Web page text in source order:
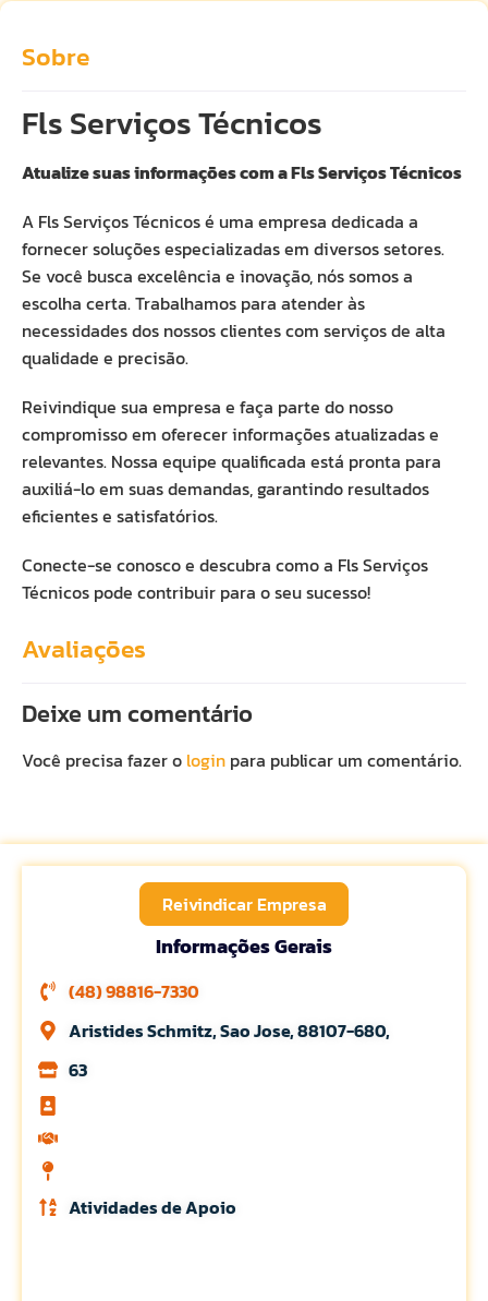
Sobre
Fls Serviços Técnicos
Atualize suas informações com a Fls Serviços Técnicos
A Fls Serviços Técnicos é uma empresa dedicada a
fornecer soluções especializadas em diversos setores.
Se você busca excelência e inovação, nós somos a
escolha certa. Trabalhamos para atender às
necessidades dos nossos clientes com serviços de alta
qualidade e precisão.
Reivindique sua empresa e faça parte do nosso
compromisso em oferecer informações atualizadas e
relevantes. Nossa equipe qualificada está pronta para
auxiliá-lo em suas demandas, garantindo resultados
eficientes e satisfatórios.
Conecte-se conosco e descubra como a Fls Serviços
Técnicos pode contribuir para o seu sucesso!
Avaliações
Deixe um comentário
Você precisa fazer o login para publicar um comentário.
Reivindicar Empresa
Informações Gerais
(48) 98816-7330
Aristides Schmitz, Sao Jose, 88107-680,
63
Atividades de Apoio